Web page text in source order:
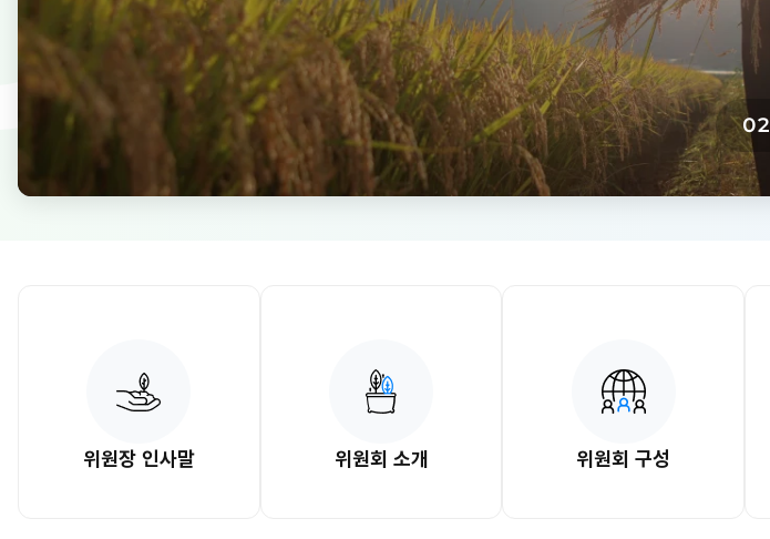
02
제1차 농지 제도 국회토론회
2026.08.03
위원장 인사말 위원회 소개 위원회 구성